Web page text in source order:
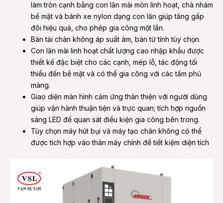
làm tròn cạnh bằng con lăn mài mòn linh hoạt, chà nhám
bề mặt và bánh xe nylon dạng con lăn giúp tăng gấp
đôi hiệu quả, cho phép gia công một lần.
Bàn tải chân không áp suất âm, bàn từ tính tùy chọn.
Con lăn mài linh hoạt chất lượng cao nhập khẩu được
thiết kế đặc biệt cho các cạnh, mép lỗ, tác động tối
thiểu đến bề mặt và có thể gia công với các tấm phủ
màng.
Giao diện màn hình cảm ứng thân thiện với người dùng
giúp vận hành thuận tiện và trực quan; tích hợp nguồn
sáng LED để quan sát điều kiện gia công bên trong.
Tùy chọn máy hút bụi và máy tạo chân không có thể
được tích hợp vào thân máy chính để tiết kiệm diện tích